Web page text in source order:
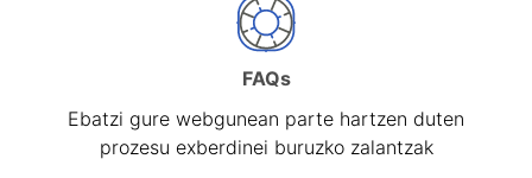
FAQs
Ebatzi gure webgunean parte hartzen duten
prozesu exberdinei buruzko zalantzak